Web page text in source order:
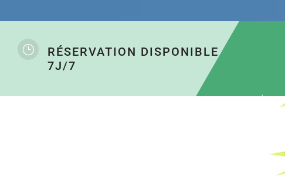
}
RÉSERVATION DISPONIBLE
7J/7